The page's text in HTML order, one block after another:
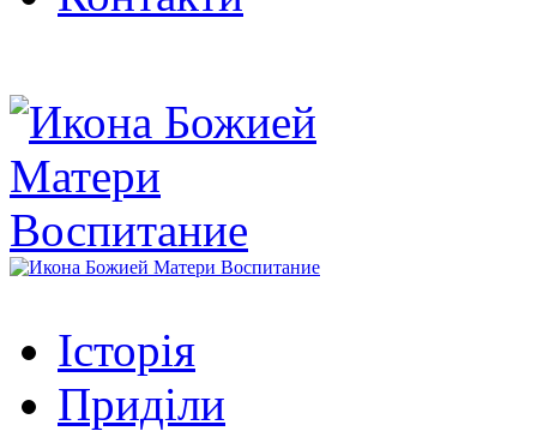
Історія
Приділи